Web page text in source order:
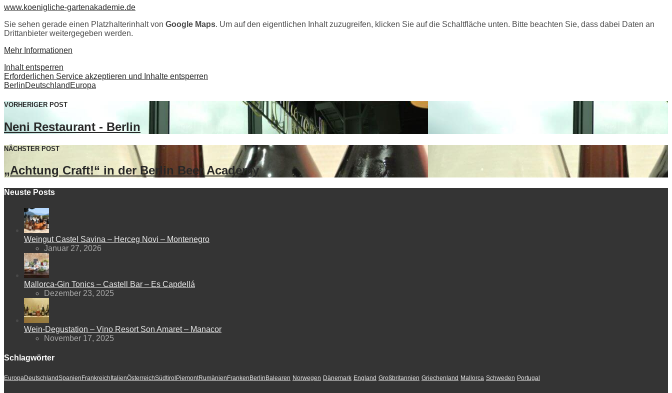
www.koenigliche-gartenakademie.de
Sie sehen gerade einen Platzhalterinhalt von Google Maps. Um auf den eigentlichen Inhalt zuzugreifen, klicken Sie auf die Schaltfläche unten. Bitte beachten Sie, dass dabei Daten an
Drittanbieter weitergegeben werden.
Mehr Informationen
Inhalt entsperren
Erforderlichen Service akzeptieren und Inhalte entsperren
BerlinDeutschland Europa
VORHERIGER POST
Neni Restaurant - Berlin
NÄCHSTER POST
„Achtung Craft!“ in der Berlin Beer Academy
Neuste Posts
Weingut Castel Savina – Herceg Novi – Montenegro
Januar 27, 2026
Mallorca-Gin Tonics – Castell Bar – Es Capdellá
Dezember 23, 2025
Wein-Degustation – Vino Resort Son Amaret – Manacor
November 17, 2025
Schlagwörter
EuropaDeutschlandSpanien Frankreich ItalienÖsterreichSüdtirol PiemontRumänien Franken Berlin Balearen Norwegen Dänemark England Großbritannien Griechenland Mallorca Schweden Portugal